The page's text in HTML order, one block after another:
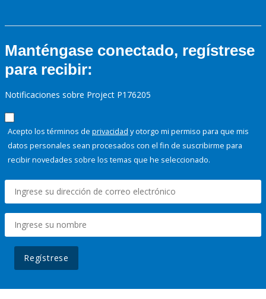
Manténgase conectado, regístrese
para recibir:
Notificaciones sobre Project P176205
Acepto los términos de privacidad y otorgo mi permiso para que mis
datos personales sean procesados con el fin de suscribirme para
recibir novedades sobre los temas que he seleccionado.
Regístrese